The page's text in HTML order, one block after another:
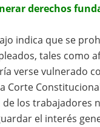
derechos
indica que se
tales como
verse vulnerado
los trabajadores
el interés